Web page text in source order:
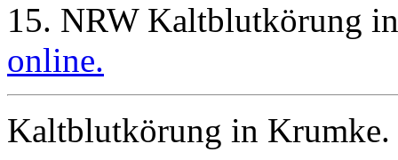
15. NRW Kaltblutkörung
online.
Kaltblutkörung in Krumke.